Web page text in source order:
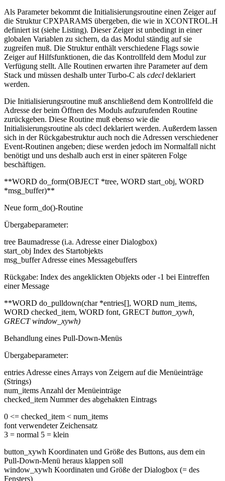
Als Parameter bekommt die Initialisierungsroutine einen Zeiger auf
die Struktur CPXPARAMS übergeben, die wie in XCONTROL.H
definiert ist (siehe Listing). Dieser Zeiger ist unbedingt in einer
globalen Variablen zu sichern, da das Modul ständig auf sie
zugreifen muß. Die Struktur enthält verschiedene Flags sowie
Zeiger auf Hilfsfunktionen, die das Kontrollfeld dem Modul zur
Verfügung stellt. Alle Routinen erwarten ihre Parameter auf dem
Stack und müssen deshalb unter Turbo-C als cdecl deklariert
werden.
Die Initialisierungsroutine muß anschließend dem Kontrollfeld die
Adresse der beim Öffnen des Moduls aufzurufenden Routine
zurückgeben. Diese Routine muß ebenso wie die
Initialisierungsroutine als cdecl deklariert werden. Außerdem lassen
sich in der Rückgabestruktur auch noch die Adressen verschiedener
Event-Routinen angeben; diese werden jedoch im Normalfall nicht
benötigt und uns deshalb auch erst in einer späteren Folge
beschäftigen.
**WORD do_form(OBJECT *tree, WORD start_obj, WORD
*msg_buffer)**
Neue form_do()-Routine
Übergabeparameter:
tree Baumadresse (i.a. Adresse einer Dialogbox)
start_obj Index des Startobjekts
msg_buffer Adresse eines Messagebuffers
Rückgabe: Index des angeklickten Objekts oder -1 bei Eintreffen
einer Message
**WORD do_pulldown(char *entries[], WORD num_items,
WORD checked_item, WORD font, GRECT button_xywh,
GRECTwindow_xywh)
Behandlung eines Pull-Down-Menüs
Übergabeparameter:
entries Adresse eines Arrays von Zeigern auf die Menüeinträge
(Strings)
num_items Anzahl der Menüeinträge
checked_item Nummer des abgehakten Eintrags
0 <= checked_item < num_items
font verwendeter Zeichensatz
3 = normal 5 = klein
button_xywh Koordinaten und Größe des Buttons, aus dem ein
Pull-Down-Menü heraus klappen soll
window_xywh Koordinaten und Größe der Dialogbox (= des
Fensters)